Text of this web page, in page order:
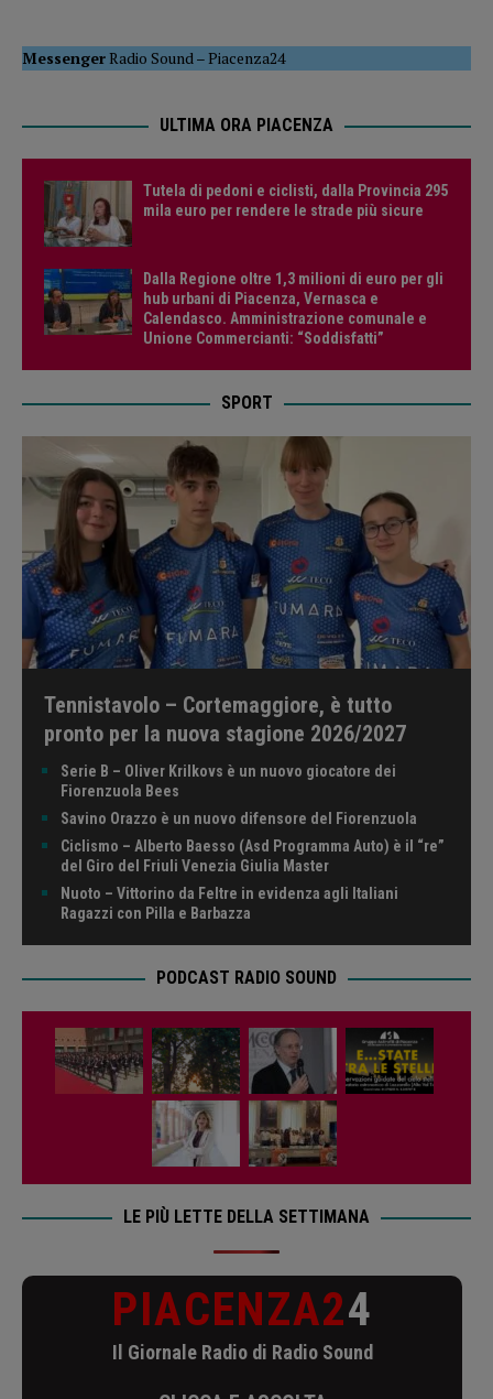
MessengerRadio Sound–Piacenza24
ULTIMA ORA PIACENZA
Tutela di pedoni e ciclisti, dalla Provincia 295
mila euro per rendere le strade più sicure
Dalla Regione oltre 1,3 milioni di euro per gli
hub urbani di Piacenza, Vernasca e
Calendasco. Amministrazione comunale e
Unione Commercianti: “Soddisfatti”
SPORT
Tennistavolo – Cortemaggiore, è tutto
pronto per la nuova stagione 2026/2027
Serie B – Oliver Krilkovs è un nuovo giocatore dei
Fiorenzuola Bees
Savino Orazzo è un nuovo difensore del Fiorenzuola
Ciclismo – Alberto Baesso (Asd Programma Auto) è il “re”
del Giro del Friuli Venezia Giulia Master
Nuoto – Vittorino da Feltre in evidenza agli Italiani
Ragazzi con Pilla e Barbazza
PODCAST RADIO SOUND
LE PIÙ LETTE DELLA SETTIMANA
PIACENZA24
Il Giornale Radio di Radio Sound